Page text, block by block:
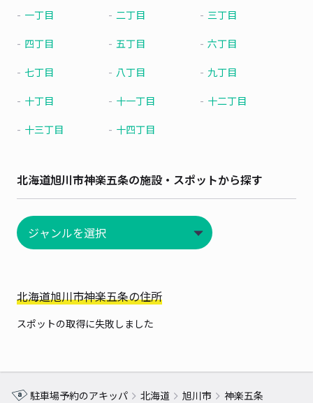
一丁目 二丁目 三丁目
四丁目 五丁目 六丁目
七丁目 八丁目 九丁目
十丁目 十一丁目 十二丁目
十三丁目 十四丁目
北海道旭川市神楽五条の施設・スポットから探す
北海道旭川市神楽五条の住所
スポットの取得に失敗しました
駐車場予約のアキッパ 北海道 旭川市 神楽五条